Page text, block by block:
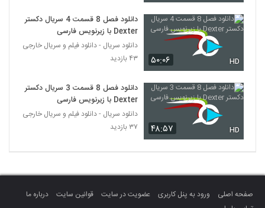
۵۰:۰۶ HD
دانلود فصل 8 قسمت 4 سریال دکستر
Dexter با زیرنویس فارسی
دانلود سریال - دانلود فیلم و سریال خارجی
۴۳ بازدید
۴۸:۵۷ HD
دانلود فصل 8 قسمت 3 سریال دکستر
Dexter با زیرنویس فارسی
دانلود سریال - دانلود فیلم و سریال خارجی
۳۷ بازدید
صفحه اصلی ورود به پنل کاربری عضویت در سایت قوانین سایت
درباره ما